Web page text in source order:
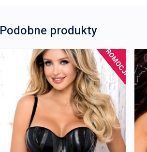
Podobne produkty
PROMOCJA!